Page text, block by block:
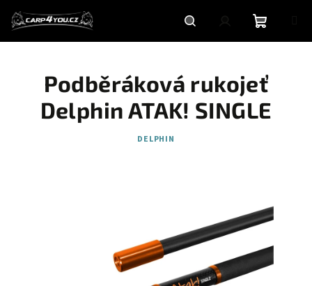
obsah
HledatPřihlášeníNákupní
košík
Podběráková rukojeť
Delphin ATAK! SINGLE
DELPHIN